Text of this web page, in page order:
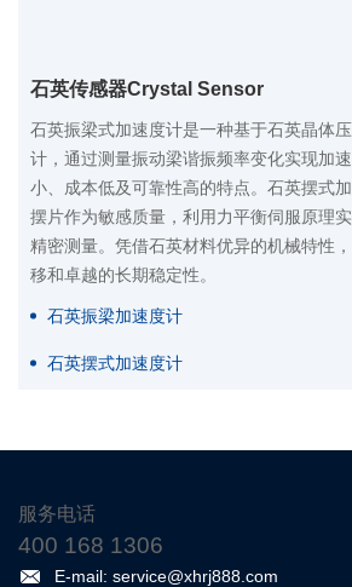
石英传感器Crystal Sensor
石英振梁式加速度计是一种基于石英晶体
计，通过测量振动梁谐振频率变化实现加
小、成本低及可靠性高的特点。石英摆式
摆片作为敏感质量，利用力平衡伺服原理
精密测量。凭借石英材料优异的机械特性
移和卓越的长期稳定性。
石英振梁加速度计
石英摆式加速度计
服务电话
400 168 1306
E-mail: service@xhrj888.com